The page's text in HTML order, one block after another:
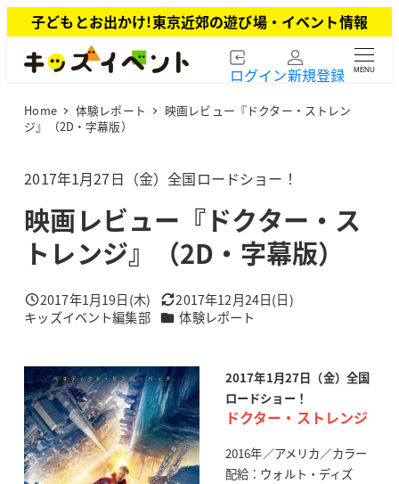
イ
子どもとお出かけ!東京近郊の遊び場・イベント情報
ログイン新規登録 MENU
Home 体験レポート
映画レビュー『ドクター・ストレン
ジ』（2D・字幕版）
2017年1月27日（金）全国ロードショー！
映画レビュー『ドクター・ス
トレンジ』（2D・字幕版）
投稿日
2017年1月19日(木) 更新日
2017年12月24日(日)
著
キッズイベント編集部 カテゴリー
体験レポート
2017年1月27日（金）全国
ロードショー！
ドクター・ストレンジ
2016年／アメリカ／カラー
配給：ウォルト・ディズ